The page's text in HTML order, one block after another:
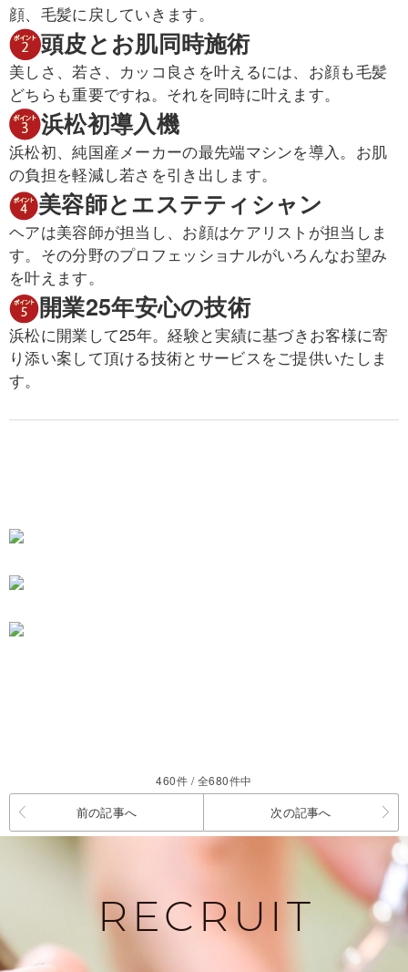
顔、毛髪に戻していきます。
頭皮とお肌同時施術
美しさ、若さ、カッコ良さを叶えるには、お顔も毛髪
どちらも重要ですね。それを同時に叶えます。
浜松初導入機
浜松初、純国産メーカーの最先端マシンを導入。お肌
の負担を軽減し若さを引き出します。
美容師とエステティシャン
ヘアは美容師が担当し、お顔はケアリストが担当しま
す。その分野のプロフェッショナルがいろんなお望み
を叶えます。
開業25年安心の技術
浜松に開業して25年。経験と実績に基づきお客様に寄
り添い案して頂ける技術とサービスをご提供いたしま
す。
460件 / 全680件中
前の記事へ 次の記事へ
RECRUIT